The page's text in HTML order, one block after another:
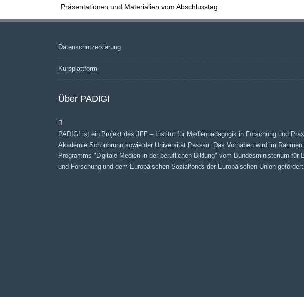
Präsentationen und Materialien vom Abschlusstag.
Datenschutzerklärung
Kursplattform
Über PADIGI
PADIGI ist ein Projekt des JFF – Institut für Medienpädagogik in Forschung und
Akademie Schönbrunn sowie der Universität Passau. Das Vorhaben wird im Rahmen
Programms "Digitale Medien in der beruflichen Bildung" vom Bundesministerium für
und Forschung und dem Europäischen Sozialfonds der Europäischen Union gefördert.